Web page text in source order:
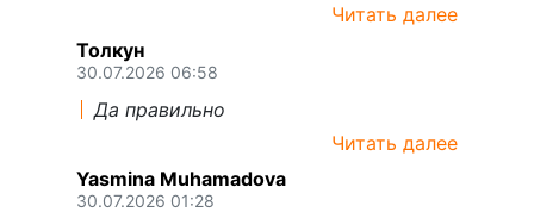
Читать далее
Толкун
30.07.2026 06:58
Да правильно
Читать далее
Yasmina Muhamadova
30.07.2026 01:28